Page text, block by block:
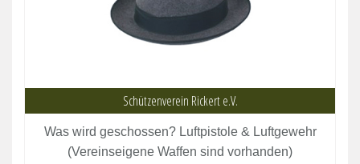
Schützenverein Rickert e.V.
Was wird geschossen? Luftpistole & Luftgewehr
(Vereinseigene Waffen sind vorhanden)